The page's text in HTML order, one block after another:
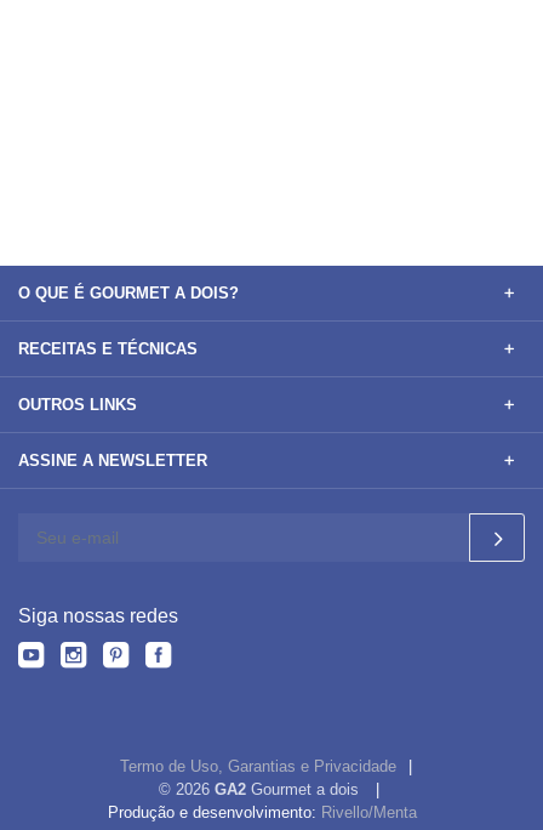
O QUE É GOURMET A DOIS?
RECEITAS E TÉCNICAS
OUTROS LINKS
ASSINE A NEWSLETTER
Siga nossas redes
Termo de Uso, Garantias e Privacidade
© 2026 GA2Gourmet a dois
Produção e desenvolvimento: Rivello/Menta